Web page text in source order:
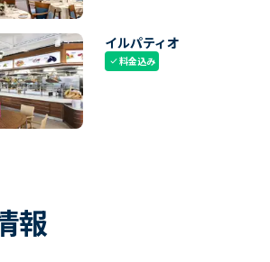
イルパティオ
check料金込み
報